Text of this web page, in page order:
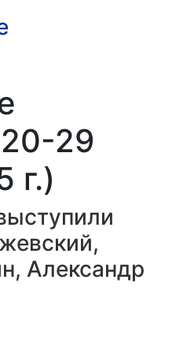
29
г.)
Александр